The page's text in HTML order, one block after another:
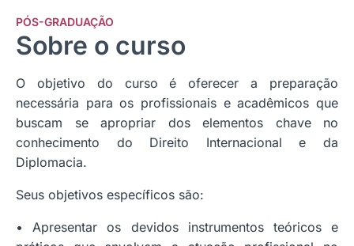
PÓS-GRADUAÇÃO
Sobre o curso
O objetivo do curso é oferecer a preparação
necessária para os profissionais e acadêmicos que
buscam se apropriar dos elementos chave no
conhecimento do Direito Internacional e da
Diplomacia.
Seus objetivos específicos são:
• Apresentar os devidos instrumentos teóricos e